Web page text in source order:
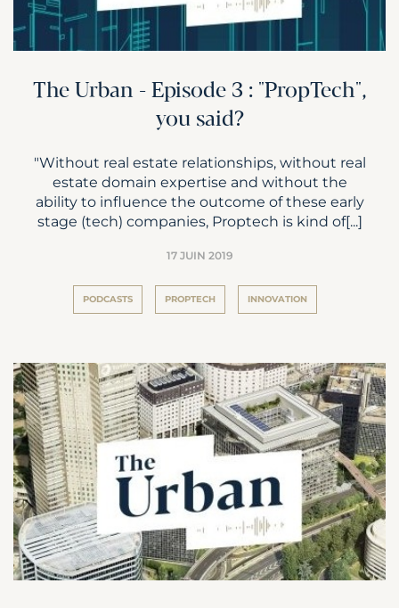
The Urban - Episode 3 : "PropTech",
you said?
"Without real estate relationships, without real
estate domain expertise and without the
ability to influence the outcome of these early
stage (tech) companies, Proptech is kind of[...]
17 JUIN 2019
PODCASTS PROPTECH INNOVATION